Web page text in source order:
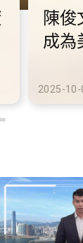
供額
車充
2025-10-